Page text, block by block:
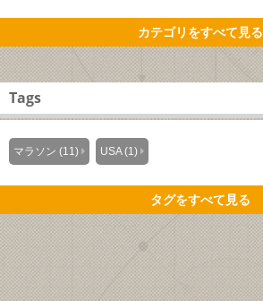
カテゴリをすべて見る
Tags
マラソン (11) USA (1)
タグをすべて見る